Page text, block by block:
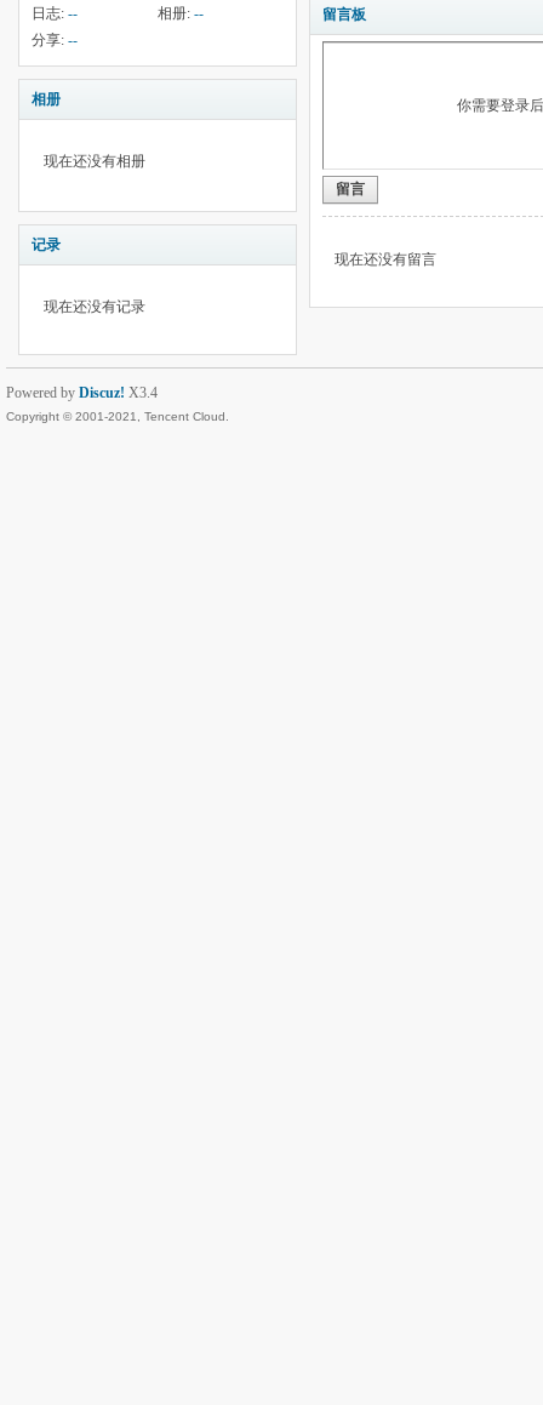
日志: -- 相册: --
分享: --
相册
现在还没有相册
记录
现在还没有记录
留言板
你需要登录
留言
现在还没有留言
Powered by Discuz! X3.4
Copyright © 2001-2021, Tencent Cloud.